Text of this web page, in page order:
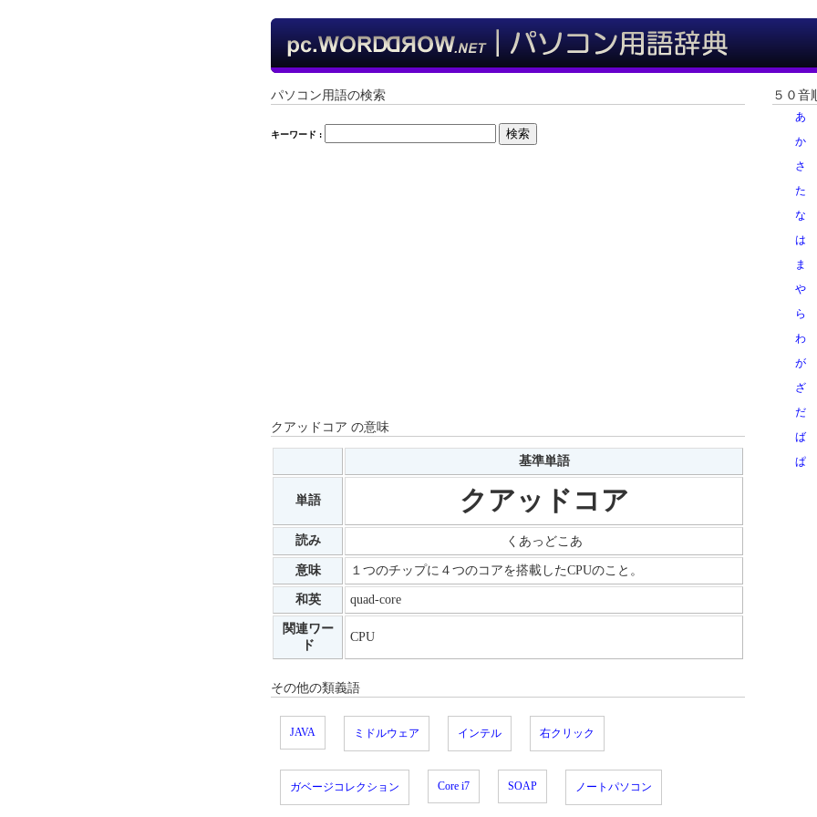
パソコン用語の検索
キーワード : 検索
クアッドコア の意味
基準単語
単語 クアッドコア
読み くあっどこあ
意味 １つのチップに４つのコアを搭載したCPUのこと。
和英 quad-core
関連ワー
ド
CPU
その他の類義語
JAVA ミドルウェア インテル 右クリック
ガベージコレクション Core i7 SOAP ノートパソコン
５０音
あ
か
さ
た
な
は
ま
や
ら
わ
が
ざ
だ
ば
ぱ